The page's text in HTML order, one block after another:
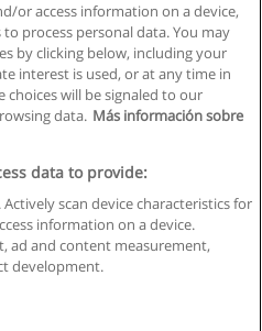
de uso
de dados
or access information on a device,
process personal data. You may
by clicking below, including your
interest is used, or at any time in
choices will be signaled to our
data. Más información sobre
data to provide:
scan device characteristics for
information on a device.
ad and content measurement,
development.